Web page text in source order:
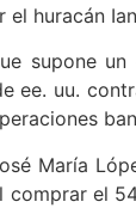
huracán
supone
ee. uu.
María
comprar el